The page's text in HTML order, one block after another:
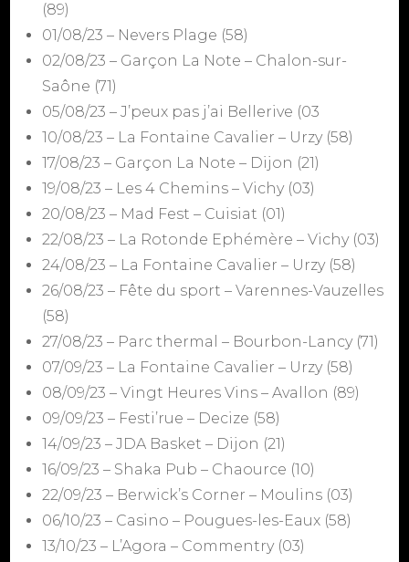
(89)
01/08/23 – Nevers Plage (58)
02/08/23 – Garçon La Note – Chalon-sur-
Saône (71)
05/08/23 – J’peux pas j’ai Bellerive (03
10/08/23 – La Fontaine Cavalier – Urzy (58)
17/08/23 – Garçon La Note – Dijon (21)
19/08/23 – Les 4 Chemins – Vichy (03)
20/08/23 – Mad Fest – Cuisiat (01)
22/08/23 – La Rotonde Ephémère – Vichy (03)
24/08/23 – La Fontaine Cavalier – Urzy (58)
26/08/23 – Fête du sport – Varennes-Vauzelles
(58)
27/08/23 – Parc thermal – Bourbon-Lancy (71)
07/09/23 – La Fontaine Cavalier – Urzy (58)
08/09/23 – Vingt Heures Vins – Avallon (89)
09/09/23 – Festi’rue – Decize (58)
14/09/23 – JDA Basket – Dijon (21)
16/09/23 – Shaka Pub – Chaource (10)
22/09/23 – Berwick’s Corner – Moulins (03)
06/10/23 – Casino – Pougues-les-Eaux (58)
13/10/23 – L’Agora – Commentry (03)